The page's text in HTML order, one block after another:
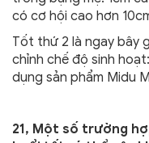
có cơ hội cao hơn
Tốt thứ 2 là ngay bây
chỉnh chế độ sinh
dụng sản phẩm Midu
21, Một số trường